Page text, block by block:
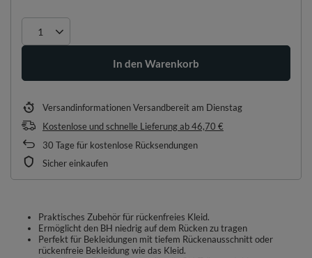
In den Warenkorb
VersandinformationenVersandbereit am Dienstag
Kostenlose und schnelle Lieferungab46,70 €
30 Tage für kostenlose Rücksendungen
Sicher einkaufen
Praktisches Zubehör für rückenfreies Kleid.
Ermöglicht den BH niedrig auf dem Rücken zu tragen
Perfekt für Bekleidungen mit tiefem Rückenausschnitt oder
rückenfreie Bekleidung wie das Kleid.